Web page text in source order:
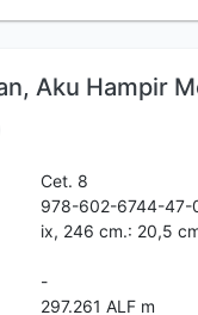
Aku Hampir
Cet. 8
978-602-6744-47-
ix, 246 cm.: 20,5
-
297.261 ALF m